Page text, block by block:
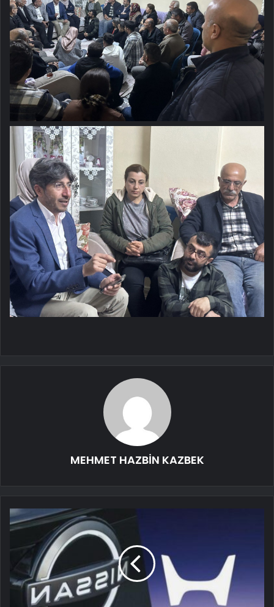
MEHMET HAZBİN KAZBEK